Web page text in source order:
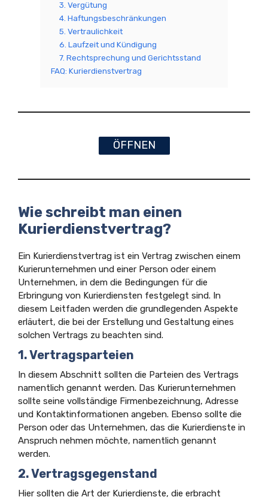
3. Vergütung
4. Haftungsbeschränkungen
5. Vertraulichkeit
6. Laufzeit und Kündigung
7. Rechtsprechung und Gerichtsstand
FAQ: Kurierdienstvertrag
ÖFFNEN
Wie schreibt man einen
Kurierdienstvertrag?
Ein Kurierdienstvertrag ist ein Vertrag zwischen einem
Kurierunternehmen und einer Person oder einem
Unternehmen, in dem die Bedingungen für die
Erbringung von Kurierdiensten festgelegt sind. In
diesem Leitfaden werden die grundlegenden Aspekte
erläutert, die bei der Erstellung und Gestaltung eines
solchen Vertrags zu beachten sind.
1. Vertragsparteien
In diesem Abschnitt sollten die Parteien des Vertrags
namentlich genannt werden. Das Kurierunternehmen
sollte seine vollständige Firmenbezeichnung, Adresse
und Kontaktinformationen angeben. Ebenso sollte die
Person oder das Unternehmen, das die Kurierdienste in
Anspruch nehmen möchte, namentlich genannt
werden.
2. Vertragsgegenstand
Hier sollten die Art der Kurierdienste, die erbracht